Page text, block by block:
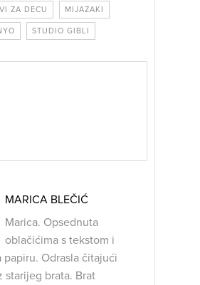
ZA DECU MIJAZAKI
STUDIO GIBLI
MARICA BLEČIĆ
Marica. Opsednuta
oblačićima s tekstom i
papiru. Odrasla čitajući
starijeg brata. Brat